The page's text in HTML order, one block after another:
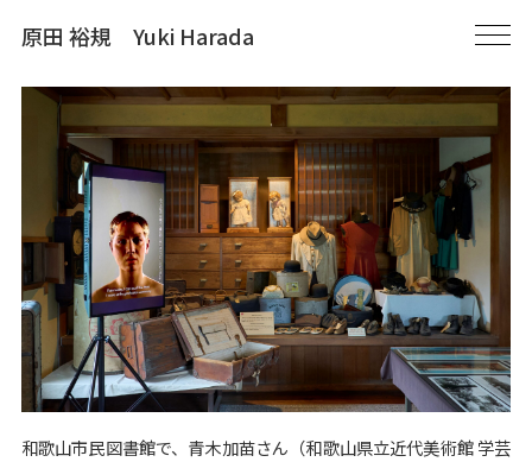
原田 裕規 Yuki Harada
和歌山市民図書館で、青木加苗さん（和歌山県立近代美術館 学芸